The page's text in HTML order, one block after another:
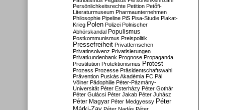
Persönlichkeitsrechte Petition Petőfi-
Literaturmuseum Pharmaunternehmen
Philosophie Pipeline PiS Pisa-Studie Plakat-
Krieg Polen Polizei Polnischer
Abhörskandal Populismus
Postkommunismus Preispolitik
Pressefreiheit Privatfernsehen
Privatinsolvenz Privatisierungen
Privatkundenbank Prognose Propaganda
Prostitution Protektionismus Protest
Prozess Prozesse Präsidentschaftswahl
Prävention Puskás Akadémia FC Pál
Völner Pädophilie Péter-Pázmány-
Universität Péter Esterházy Péter Gothár
Péter Gulácsi Péter Jakab Péter Juhász
Péter Magyar Péter Medgyessy Péter